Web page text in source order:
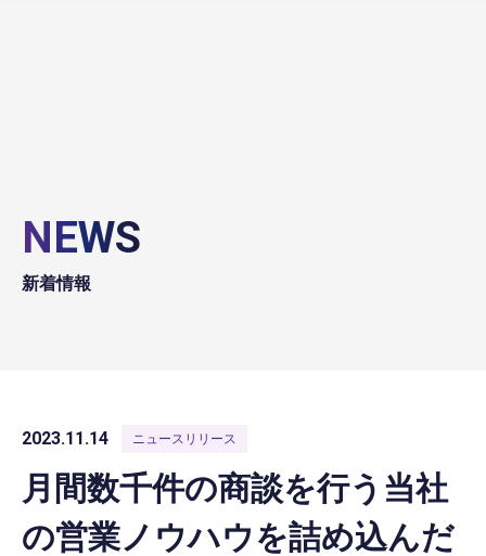
NEWS
新着情報
2023.11.14 ニュースリリース
月間数千件の商談を行う当社
の営業ノウハウを詰め込んだ